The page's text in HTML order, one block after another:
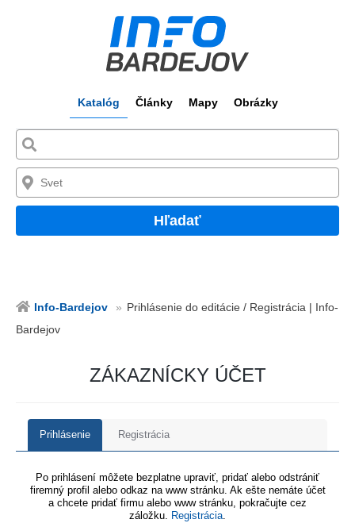
Katalóg Články Mapy Obrázky
Hľadať
Info-Bardejov
Prihlásenie do editácie / Registrácia | Info-
Bardejov
ZÁKAZNÍCKY ÚČET
Prihlásenie Registrácia
Po prihlásení môžete bezplatne upraviť, pridať alebo odstrániť
firemný profil alebo odkaz na www stránku. Ak ešte nemáte účet
a chcete pridať firmu alebo www stránku, pokračujte cez
záložku. Registrácia.